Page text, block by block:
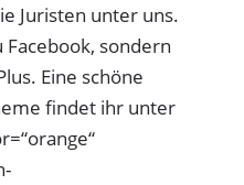
Juristen unter uns.
sondern
Eine schöne
findet ihr unter